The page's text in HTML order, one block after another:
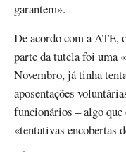
garantem».
De acordo com a ATE,
parte da tutela foi uma
Novembro, já tinha
aposentações
funcionários – algo
«tentativas encobertas